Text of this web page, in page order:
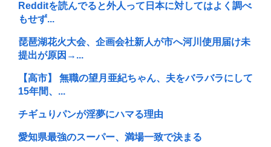
Redditを読んでると外人って日本に対してはよく調べ
もせず...
琵琶湖花火大会、企画会社新人が市へ河川使用届け未
提出が原因→...
【高市】 無職の望月亜紀ちゃん、夫をバラバラにして
15年間、...
チギュりパンが淫夢にハマる理由
愛知県最強のスーパー、満場一致で決まる